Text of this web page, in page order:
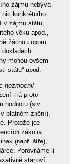
zájmu nebývá
nic konkrétního
v zájmu státu,
věku apod.,
žádnou oporu
mohou ovšem
státu“ apod.
nezmocnil
má proto
hodnotu (srv.
platném znění),
Protože jde
zákona
(např. šíře),
Porovnáme-li
stanoví